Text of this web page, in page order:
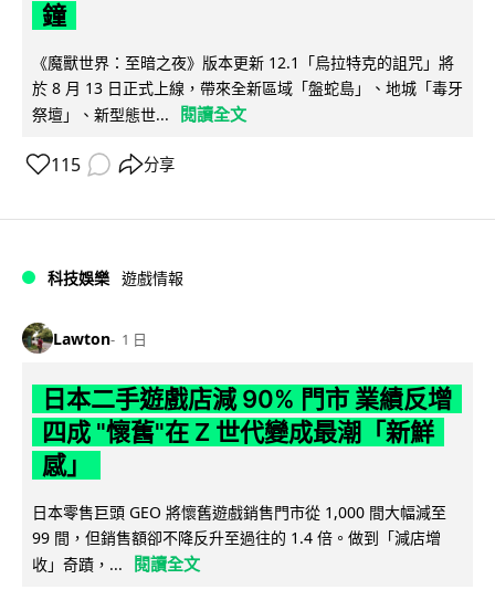
鐘
《魔獸世界：至暗之夜》版本更新 12.1「烏拉特克的詛咒」將
於 8 月 13 日正式上線，帶來全新區域「盤蛇島」、地城「毒牙
祭壇」、新型態世...
閱讀全文
115 分享
科技娛樂 遊戲情報
Lawton 1 日
日本二手遊戲店減 90% 門市 業績反增
四成 "懷舊"在 Z 世代變成最潮「新鮮
感」
日本零售巨頭 GEO 將懷舊遊戲銷售門市從 1,000 間大幅減至
99 間，但銷售額卻不降反升至過往的 1.4 倍。做到「減店增
收」奇蹟，...
閱讀全文